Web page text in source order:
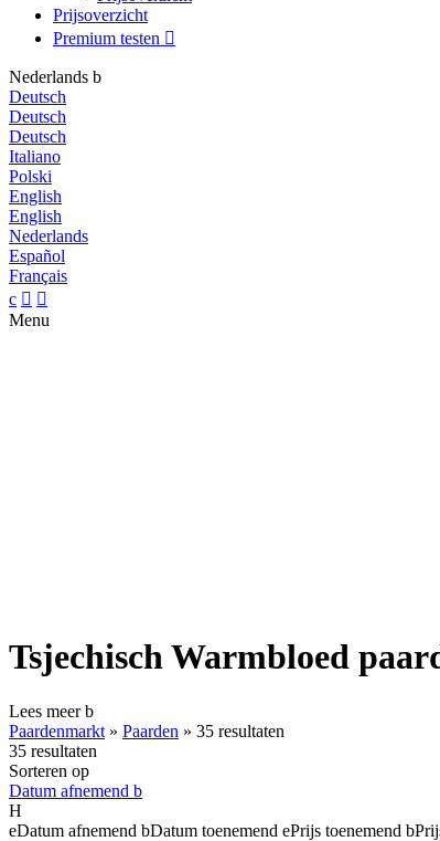
Prijsoverzicht
Premium testen 
Nederlands b
Deutsch
Deutsch
Deutsch
Italiano
Polski
English
English
Nederlands
Español
Français
c  
Menu
Tsjechisch Warmbloed
Lees meerb
Paardenmarkt » Paarden » 35 resultaten
35 resultaten
Sorteren op
Datum afnemend b
H
eDatum afnemend bDatum toenemend ePrijs toenemend b